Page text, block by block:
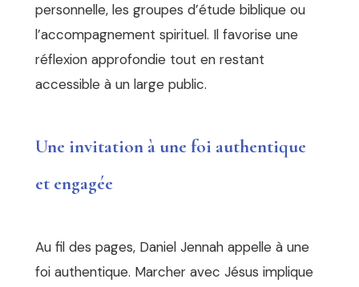
personnelle, les groupes d’étude biblique ou
l’accompagnement spirituel. Il favorise une
réflexion approfondie tout en restant
accessible à un large public.
Une invitation à une foi authentique
et engagée
Au fil des pages, Daniel Jennah appelle à une
foi authentique. Marcher avec Jésus implique